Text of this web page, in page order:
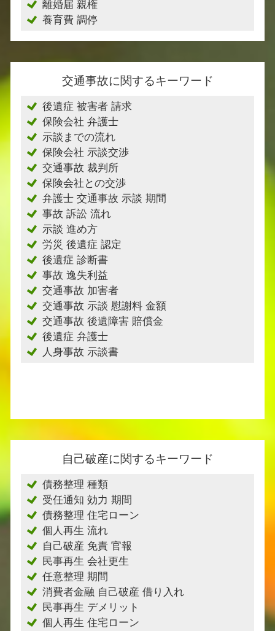
離婚届 親権
養育費 調停
交通事故に関するキーワード
後遺症 被害者 請求
保険会社 弁護士
示談までの流れ
保険会社 示談交渉
交通事故 裁判所
保険会社との交渉
弁護士 交通事故 示談 期間
事故 訴訟 流れ
示談 進め方
労災 後遺症 認定
後遺症 診断書
事故 逸失利益
交通事故 加害者
交通事故 示談 慰謝料 金額
交通事故 後遺障害 賠償金
後遺症 弁護士
人身事故 示談書
自己破産に関するキーワード
債務整理 種類
受任通知 効力 期間
債務整理 住宅ローン
個人再生 流れ
自己破産 免責 官報
民事再生 会社更生
任意整理 期間
消費者金融 自己破産 借り入れ
民事再生 デメリット
個人再生 住宅ローン